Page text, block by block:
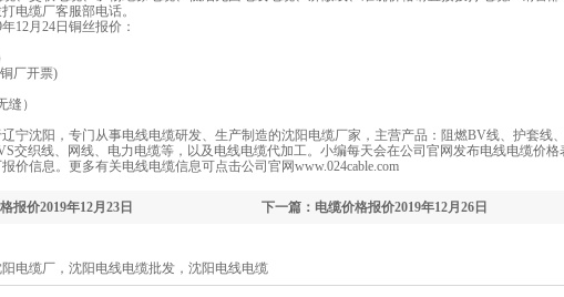
电缆厂客服部电话。
12月24日铜丝报价：
厂开票)
缝）
宁沈阳，专门从事电线电缆研发、生产制造的沈阳电缆厂家，主营产品：阻燃BV线、护套线
交织线、网线、电力电缆等，以及电线电缆代加工。小编每天会在公司官网发布电线电缆价格
价信息。更多有关电线电缆信息可点击公司官网www.024cable.com
下一篇：电缆价格报价2019年12月26日
报价2019年12月23日
电缆厂，沈阳电线电缆批发，沈阳电线电缆